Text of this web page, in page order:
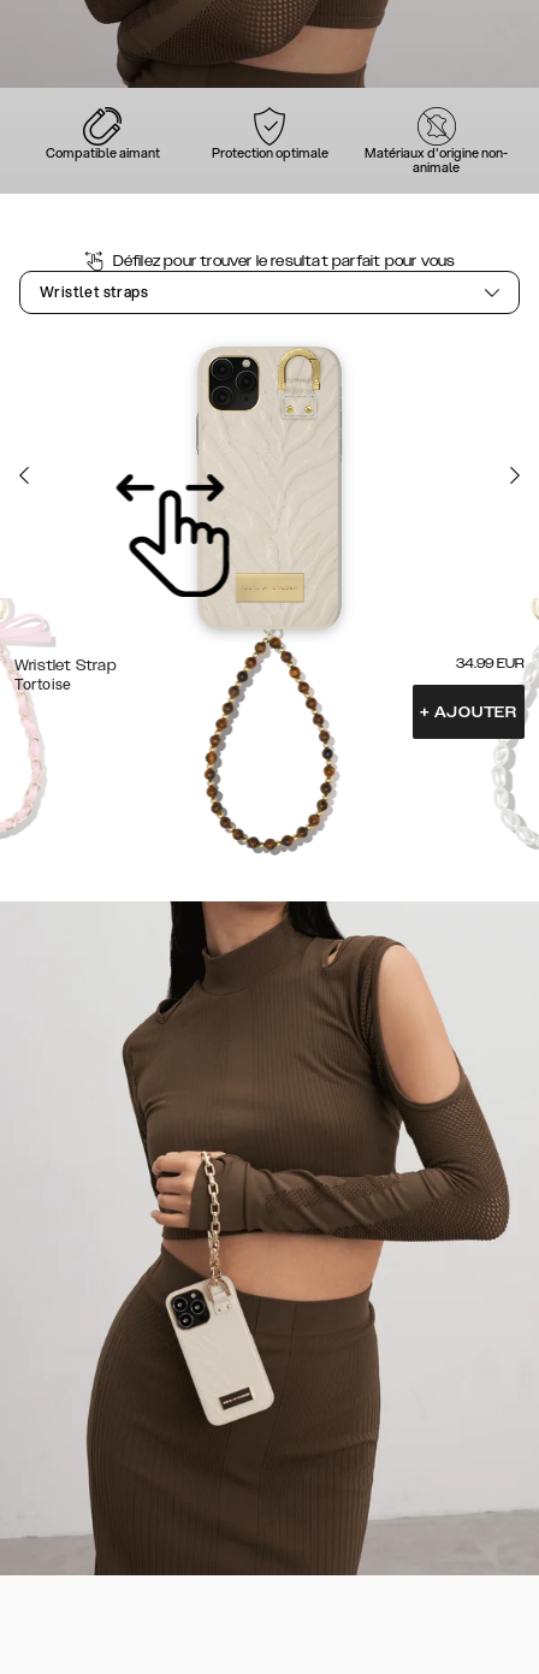
Compatible aimant Protection optimale Matériaux d'origine non-
animale
Défilez pour trouver le resultat parfait pour vous
Wristlet straps
Wristlet Strap
Tortoise
34.99 EUR
+ AJOUTER